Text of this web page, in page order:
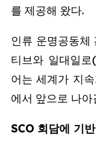
를 제공해 왔다.
인류 운명공동체
티브와 일대일
어는 세계가 지
에서 앞으로 나
SCO 회담에 기